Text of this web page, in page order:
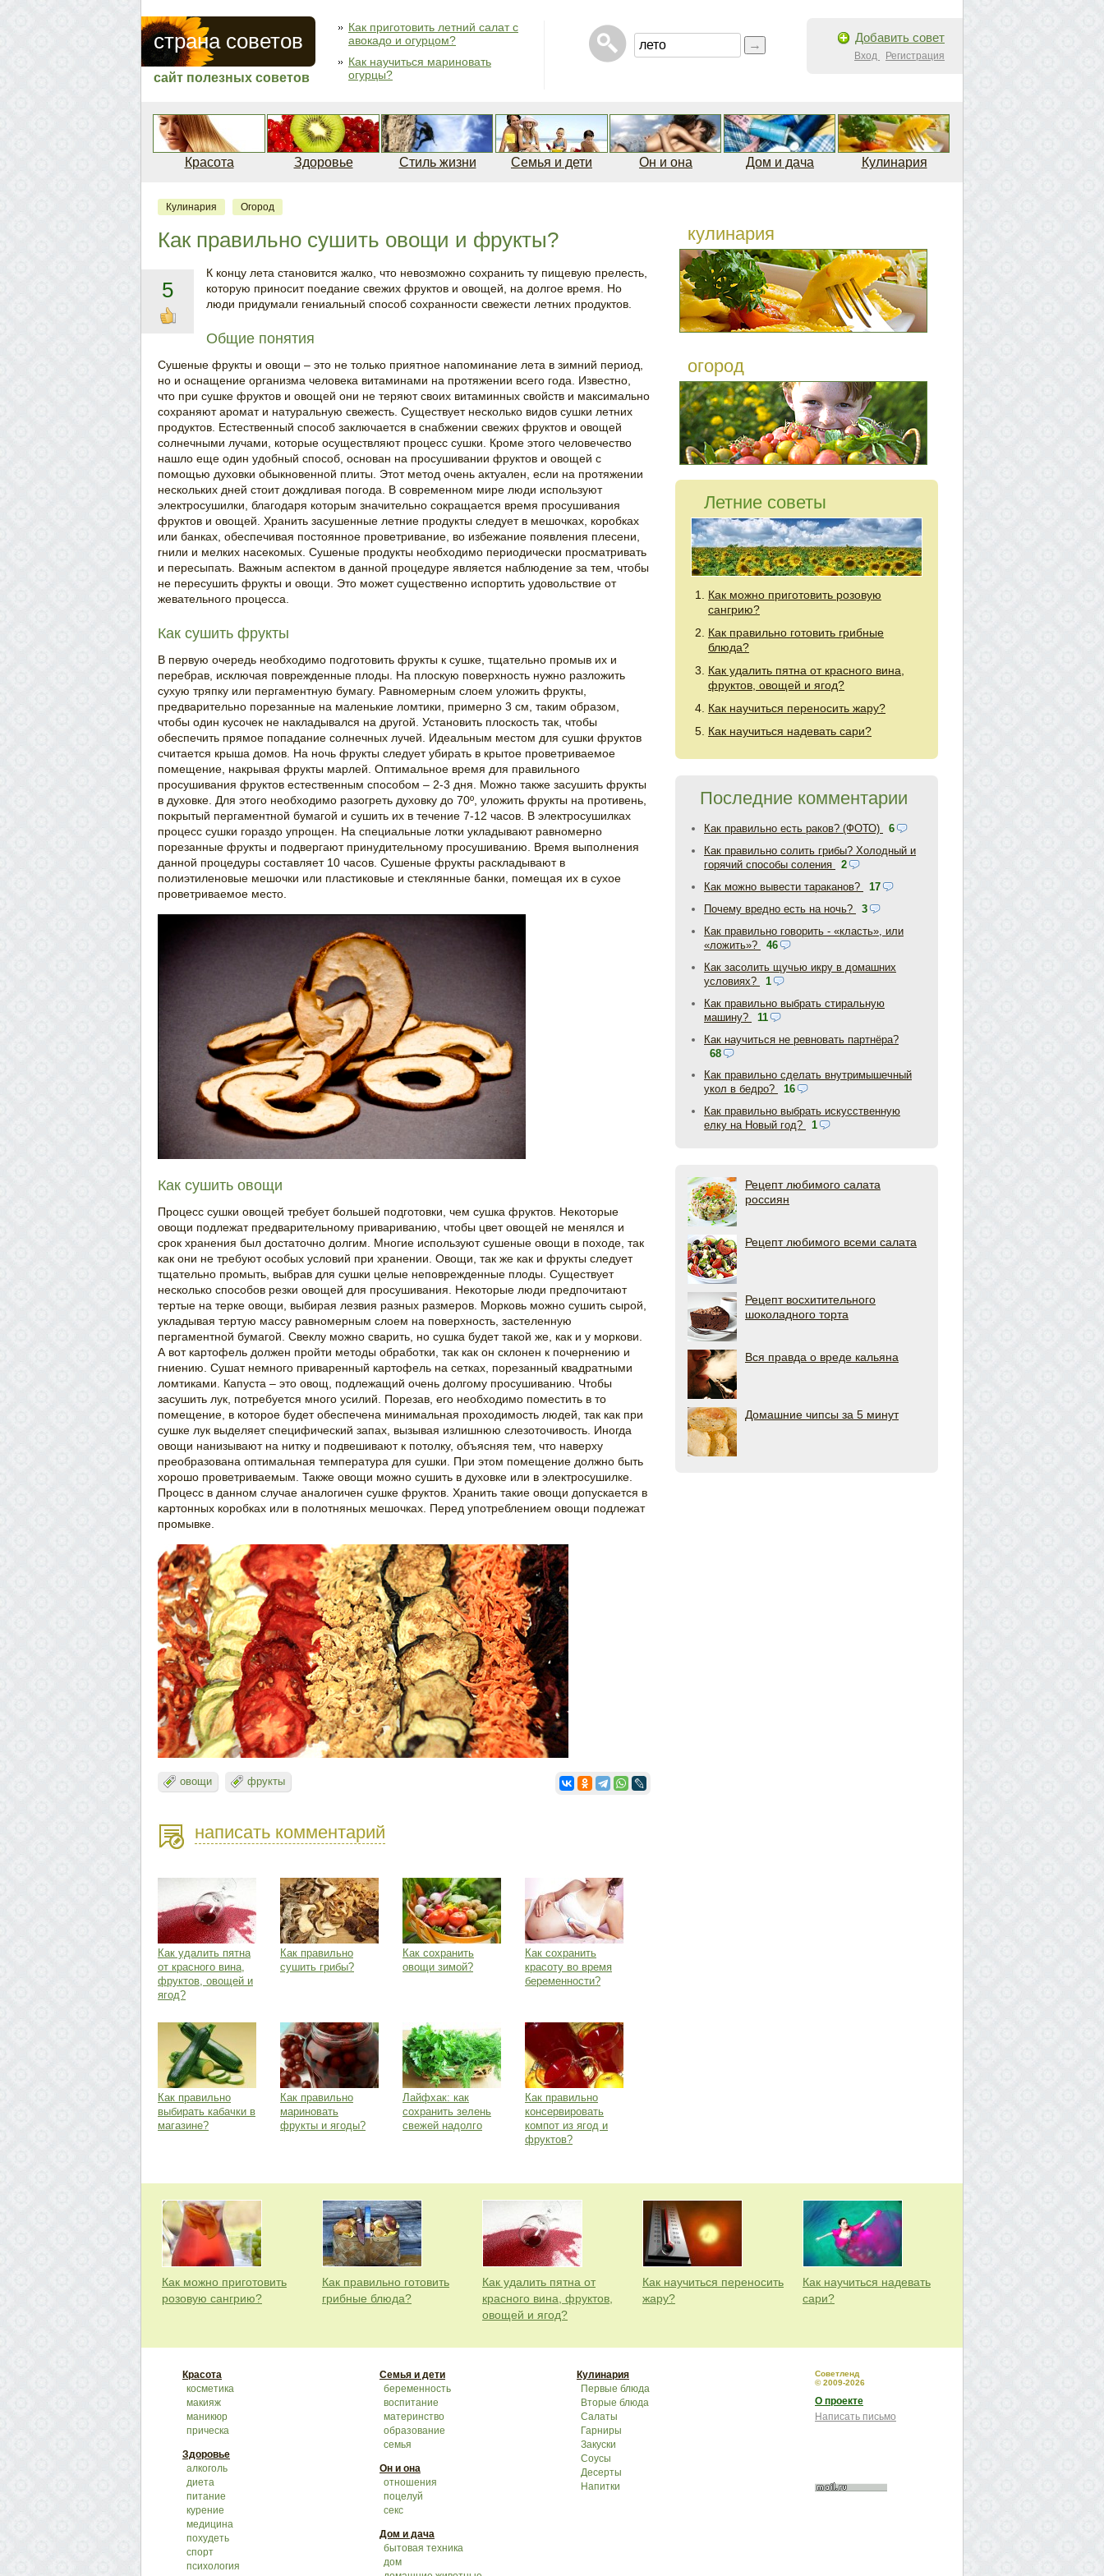
страна советов
сайт полезных советов
Как приготовить летний салат с
авокадо и огурцом?
Как научиться мариновать
огурцы?
Добавить совет
Вход Регистрация
Красота Здоровье Стиль жизни Семья и дети Он и она Дом и дача Кулинария
Кулинария Огород
Как правильно сушить овощи и фрукты?
5
К концу лета становится жалко, что невозможно сохранить ту пищевую прелесть,
которую приносит поедание свежих фруктов и овощей, на долгое время. Но
люди придумали гениальный способ сохранности свежести летних продуктов.
Общие понятия
Сушеные фрукты и овощи – это не только приятное напоминание лета в зимний период,
но и оснащение организма человека витаминами на протяжении всего года. Известно,
что при сушке фруктов и овощей они не теряют своих витаминных свойств и максимально
сохраняют аромат и натуральную свежесть. Существует несколько видов сушки летних
продуктов. Естественный способ заключается в снабжении свежих фруктов и овощей
солнечными лучами, которые осуществляют процесс сушки. Кроме этого человечество
нашло еще один удобный способ, основан на просушивании фруктов и овощей с
помощью духовки обыкновенной плиты. Этот метод очень актуален, если на протяжении
нескольких дней стоит дождливая погода. В современном мире люди используют
электросушилки, благодаря которым значительно сокращается время просушивания
фруктов и овощей. Хранить засушенные летние продукты следует в мешочках, коробках
или банках, обеспечивая постоянное проветривание, во избежание появления плесени,
гнили и мелких насекомых. Сушеные продукты необходимо периодически просматривать
и пересыпать. Важным аспектом в данной процедуре является наблюдение за тем, чтобы
не пересушить фрукты и овощи. Это может существенно испортить удовольствие от
жевательного процесса.
Как сушить фрукты
В первую очередь необходимо подготовить фрукты к сушке, тщательно промыв их и
перебрав, исключая поврежденные плоды. На плоскую поверхность нужно разложить
сухую тряпку или пергаментную бумагу. Равномерным слоем уложить фрукты,
предварительно порезанные на маленькие ломтики, примерно 3 см, таким образом,
чтобы один кусочек не накладывался на другой. Установить плоскость так, чтобы
обеспечить прямое попадание солнечных лучей. Идеальным местом для сушки фруктов
считается крыша домов. На ночь фрукты следует убирать в крытое проветриваемое
помещение, накрывая фрукты марлей. Оптимальное время для правильного
просушивания фруктов естественным способом – 2-3 дня. Можно также засушить фрукты
в духовке. Для этого необходимо разогреть духовку до 70º, уложить фрукты на противень,
покрытый пергаментной бумагой и сушить их в течение 7-12 часов. В электросушилках
процесс сушки гораздо упрощен. На специальные лотки укладывают равномерно
порезанные фрукты и подвергают принудительному просушиванию. Время выполнения
данной процедуры составляет 10 часов. Сушеные фрукты раскладывают в
полиэтиленовые мешочки или пластиковые и стеклянные банки, помещая их в сухое
проветриваемое место.
Как сушить овощи
Процесс сушки овощей требует большей подготовки, чем сушка фруктов. Некоторые
овощи подлежат предварительному привариванию, чтобы цвет овощей не менялся и
срок хранения был достаточно долгим. Многие используют сушеные овощи в походе, так
как они не требуют особых условий при хранении. Овощи, так же как и фрукты следует
тщательно промыть, выбрав для сушки целые неповрежденные плоды. Существует
несколько способов резки овощей для просушивания. Некоторые люди предпочитают
тертые на терке овощи, выбирая лезвия разных размеров. Морковь можно сушить сырой,
укладывая тертую массу равномерным слоем на поверхность, застеленную
пергаментной бумагой. Свеклу можно сварить, но сушка будет такой же, как и у моркови.
А вот картофель должен пройти методы обработки, так как он склонен к почернению и
гниению. Сушат немного приваренный картофель на сетках, порезанный квадратными
ломтиками. Капуста – это овощ, подлежащий очень долгому просушиванию. Чтобы
засушить лук, потребуется много усилий. Порезав, его необходимо поместить в то
помещение, в которое будет обеспечена минимальная проходимость людей, так как при
сушке лук выделяет специфический запах, вызывая излишнюю слезоточивость. Иногда
овощи нанизывают на нитку и подвешивают к потолку, объясняя тем, что наверху
преобразована оптимальная температура для сушки. При этом помещение должно быть
хорошо проветриваемым. Также овощи можно сушить в духовке или в электросушилке.
Процесс в данном случае аналогичен сушке фруктов. Хранить такие овощи допускается в
картонных коробках или в полотняных мешочках. Перед употреблением овощи подлежат
промывке.
овощи фрукты
написать комментарий
Как удалить пятна
от красного вина,
фруктов, овощей и
ягод?
Как правильно
сушить грибы?
Как сохранить
овощи зимой?
Как сохранить
красоту во время
беременности?
Как правильно
выбирать кабачки в
магазине?
Как правильно
мариновать
фрукты и ягоды?
Лайфхак: как
сохранить зелень
свежей надолго
Как правильно
консервировать
компот из ягод и
фруктов?
кулинария
огород
Летние советы
Как можно приготовить розовую
сангрию?
Как правильно готовить грибные
блюда?
Как удалить пятна от красного вина,
фруктов, овощей и ягод?
Как научиться переносить жару?
Как научиться надевать сари?
Последние комментарии
Как правильно есть раков? (ФОТО)
6
Как правильно солить грибы? Холодный и
горячий способы соления
2
Как можно вывести тараканов?
17
Почему вредно есть на ночь?
3
Как правильно говорить - «класть», или
«ложить»?
46
Как засолить щучью икру в домашних
условиях?
1
Как правильно выбрать стиральную
машину?
11
Как научиться не ревновать партнёра?
68
Как правильно сделать внутримышечный
укол в бедро?
16
Как правильно выбрать искусственную
елку на Новый год?
1
Рецепт любимого салата
россиян
Рецепт любимого всеми салата
Рецепт восхитительного
шоколадного торта
Вся правда о вреде кальяна
Домашние чипсы за 5 минут
Как можно приготовить
розовую сангрию?
Как правильно готовить
грибные блюда?
Как удалить пятна от
красного вина, фруктов,
овощей и ягод?
Как научиться переносить
жару?
Как научиться надевать
сари?
Красота
косметика
макияж
маникюр
прическа
Здоровье
алкоголь
диета
питание
курение
медицина
похудеть
спорт
психология
Семья и дети
беременность
воспитание
материнство
образование
семья
Он и она
отношения
поцелуй
секс
Дом и дача
бытовая техника
дом
Кулинария
Первые блюда
Вторые блюда
Салаты
Гарниры
Закуски
Соусы
Десерты
Напитки
Советленд
© 2009-2026
О проекте
Написать письмо